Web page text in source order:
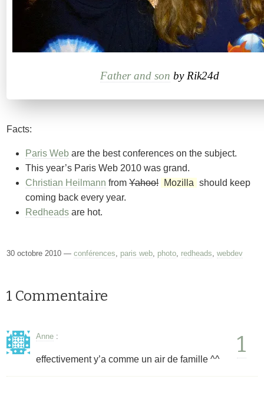
Father and son by Rik24d
Facts:
Paris Web are the best conferences on the subject.
This year’s Paris Web 2010 was grand.
Christian Heilmann fromYahoo! Mozilla should keep
coming back every year.
Redheads are hot.
30 octobre 2010 —conférences paris web photo redheads ,webdev
1 Commentaire
1
Anne :
effectivement y’a comme un air de famille ^^